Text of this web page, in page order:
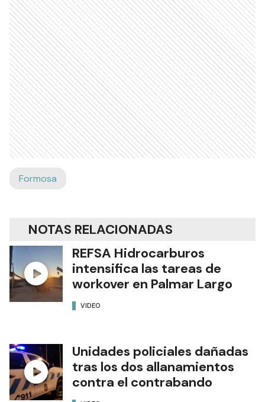
Formosa
NOTAS RELACIONADAS
REFSA Hidrocarburos
intensifica las tareas de
workover en Palmar Largo
VIDEO
Unidades policiales dañadas
tras los dos allanamientos
contra el contrabando